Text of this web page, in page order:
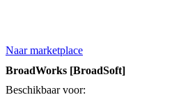
Naar marketplace
BroadWorks [BroadSoft]
Beschikbaar voor: